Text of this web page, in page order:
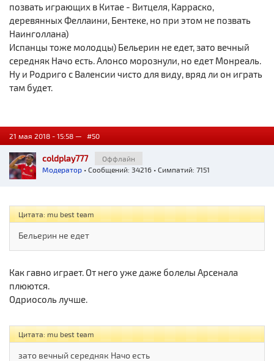
позвать играющих в Китае - Витцеля, Карраско,
деревянных Феллаини, Бентеке, но при этом не позвать
Наинголлана)
Испанцы тоже молодцы) Бельерин не едет, зато вечный
середняк Начо есть. Алонсо морознули, но едет Монреаль.
Ну и Родриго с Валенсии чисто для виду, вряд ли он играть
там будет.
21 мая 2018 - 15:58 — #50
coldplay777
Оффлайн
Модератор • Сообщений: 34216 • Симпатий: 7151
Цитата: mu best team
Бельерин не едет
Как гавно играет. От него уже даже болелы Арсенала
плюются.
Одриосоль лучше.
Цитата: mu best team
зато вечный середняк Начо есть